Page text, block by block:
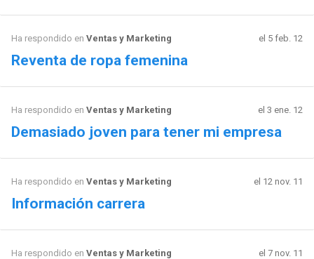
Ha respondido en Ventas y Marketing el 5 feb. 12
Reventa de ropa femenina
Ha respondido en Ventas y Marketing el 3 ene. 12
Demasiado joven para tener mi empresa
Ha respondido en Ventas y Marketing el 12 nov. 11
Información carrera
Ha respondido en Ventas y Marketing el 7 nov. 11